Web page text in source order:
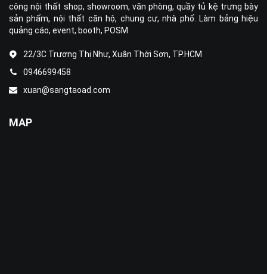
công nội thất shop, showroom, văn phòng, quầy tủ kệ trưng bày
sản phẩm, nội thất căn hộ, chung cư, nhà phố. Làm bảng hiệu
quảng cáo, event, booth, POSM
22/3C Trương Thị Như, Xuân Thới Sơn, TP.HCM
0946699458
xuan@sangtaoad.com
MAP